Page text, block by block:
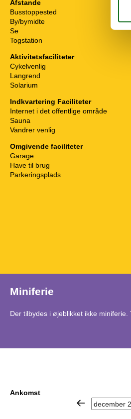
Afstande
Busstoppested
By/bymidte
Se
Togstation
Aktivitetsfaciliteter
Cykelvenlig
Langrend
Solarium
Indkvartering Faciliteter
Internet i det offentlige område
Sauna
Vandrer venlig
Omgivende faciliteter
Garage
Have til brug
Parkeringsplads
Miniferie
Der tilbydes i øjeblikket ikke
Ankomst